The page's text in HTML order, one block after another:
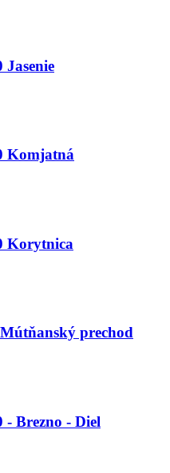
Jasenie
Komjatná
Korytnica
prechod
- Brezno - Diel